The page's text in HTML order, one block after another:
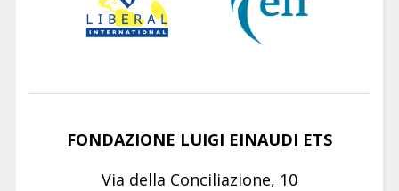
FONDAZIONE LUIGI EINAUDI ETS
Via della Conciliazione, 10